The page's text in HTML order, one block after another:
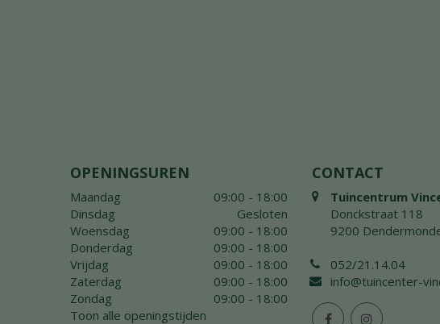
OPENINGSUREN
Maandag
09:00 - 18:00
Dinsdag
Gesloten
Woensdag
09:00 - 18:00
Donderdag
09:00 - 18:00
Vrijdag
09:00 - 18:00
Zaterdag
09:00 - 18:00
Zondag
09:00 - 18:00
Toon alle openingstijden
CONTACT
Tuincentrum
Donckstraat 118
9200
052/21.14.04
info@tuincenter-